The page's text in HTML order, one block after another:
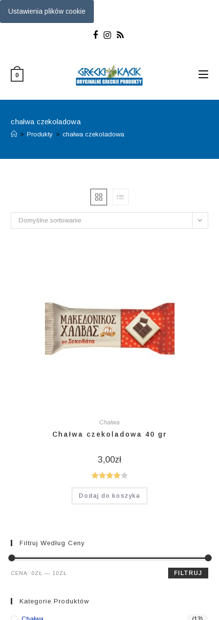
Ustawienia plików cookie
0
chałwa czekoladowa
> Produkty > chałwa czekoladowa
Domyślne sortowanie
Chałwa
Chałwa czekoladowa 40 gr
3,00zł
Oceniono
4.00 na 5
Dodaj do koszyka
Filtruj Według Ceny
Cena
Cena
FILTRUJ
CENA: 0ZŁ — 10ZŁ
Kategorie Produktów